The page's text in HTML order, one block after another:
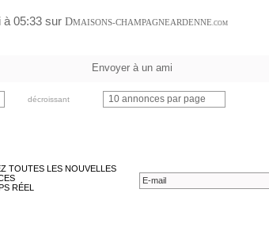
à 05:33 sur DMAISONS-CHAMPAGNEARDENNE.COM
Envoyer à un ami
décroissant 10 annonces par page
TOUTES LES NOUVELLES
RÉEL